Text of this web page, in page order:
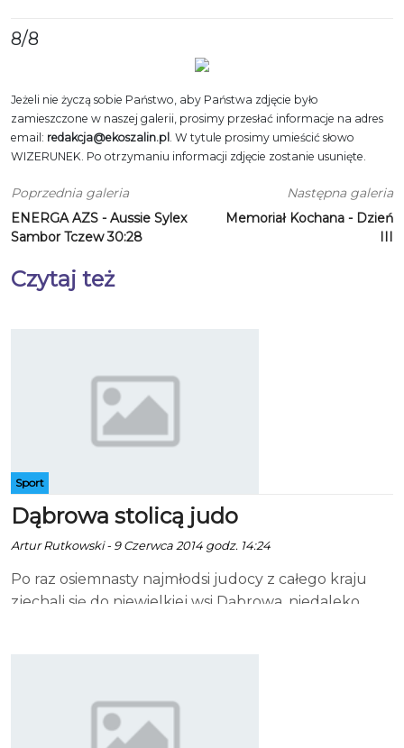
8/8
Jeżeli nie życzą sobie Państwo, aby Państwa zdjęcie było
zamieszczone w naszej galerii, prosimy przesłać informacje na adres
email: redakcja@ekoszalin.pl . W tytule prosimy umieścić słowo
WIZERUNEK. Po otrzymaniu informacji zdjęcie zostanie usunięte.
Poprzednia galeria
ENERGA AZS - Aussie Sylex
Sambor Tczew 30:28
Następna galeria
Memoriał Kochana - Dzień
III
Czytaj też
Sport
Dąbrowa stolicą judo
Artur Rutkowski - 9 Czerwca 2014 godz. 14:24
Po raz osiemnasty najmłodsi judocy z całego kraju
zjechali się do niewielkiej wsi Dąbrowa, niedaleko
Klub Sportowy "TORI". W rozgrywkach udział wzięło
ponad 250 zawodników z całej Polski. Po raz kolejny